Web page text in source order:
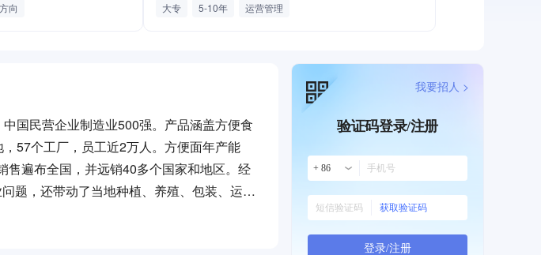
向 大专 5-10年 运营管理
国民营企业制造业500强。产品涵盖方便食
57个工厂，员工近2万人。方便面年产能
遍布全国，并远销40多个国家和地区。经
题，还带动了当地种植、养殖、包装、运
出贡献。
验证码登录/注册
+ 86
获取验证码
登录/注册
我要招人 >